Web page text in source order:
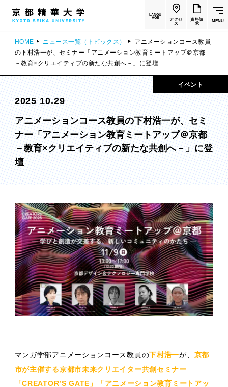
LANGU
AGE
アクセ
ス
資料請
求
MENU
HOME ニュース一覧（トピックス）
アニメーションコース教員
の下村浩一が、セミナー「アニメーション教育ミートアップ＠京都
－教育×クリエイティブの新たな共創へ－」に登壇
イベント
2025 10.29
アニメーションコース教員の下村浩一が、セミ
ナー「アニメーション教育ミートアップ＠京都
－教育×クリエイティブの新たな共創へ－」に登
壇
マンガ学部アニメーションコース教員の下村浩一が、 京都
市が主催する京都市未来クリエイター共創セミナー
「CREATOR’S GATE」「アニメーション教育ミートアッ